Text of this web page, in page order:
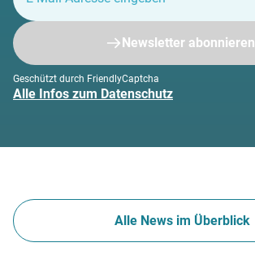
Newsletter abonnieren
Geschützt durch FriendlyCaptcha
Alle Infos zum Datenschutz
Alle News im Überblick